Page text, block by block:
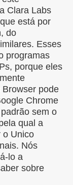
Clara Labs
está por
do
Esses
programas
porque eles
pode
Chrome
sem o
qual a
o Unico
Nós
lo a
sobre